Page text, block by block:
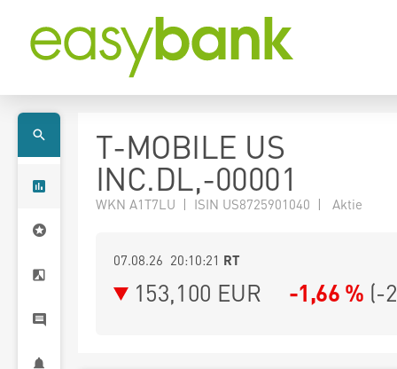
T-MOBILE US
INC.DL,-00001
WKN A1T7LU | ISIN US8725901040 | Aktie
07.08.26 20:10:21 RT
153,100 EUR -1,66 % (-